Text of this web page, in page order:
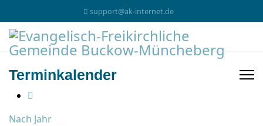
support@ak-internet.de
Terminkalender
Nach Jahr